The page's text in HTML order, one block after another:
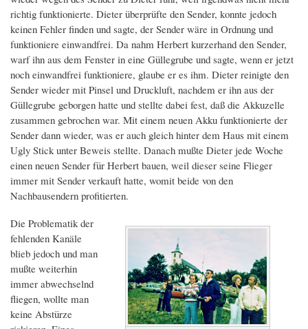
richtig funktionierte. Dieter überprüfte den Sender, konnte jedoch
keinen Fehler finden und sagte, der Sender wäre in Ordnung und
funktioniere einwandfrei. Da nahm Herbert kurzerhand den Sender,
warf ihn aus dem Fenster in eine Güllegrube und sagte, wenn er jetzt
noch einwandfrei funktioniere, glaube er es ihm. Dieter reinigte den
Sender wieder mit Pinsel und Druckluft, nachdem er ihn aus der
Güllegrube geborgen hatte und stellte dabei fest, daß die Akkuzelle
zusammen gebrochen war. Mit einem neuen Akku funktionierte der
Sender dann wieder, was er auch gleich hinter dem Haus mit einem
Ugly Stick unter Beweis stellte. Danach mußte Dieter jede Woche
einen neuen Sender für Herbert bauen, weil dieser seine Flieger
immer mit Sender verkauft hatte, womit beide von den
Nachbausendern profitierten.
Die Problematik der
fehlenden Kanäle
blieb jedoch und man
mußte weiterhin
immer abwechselnd
fliegen, wollte man
keine Abstürze